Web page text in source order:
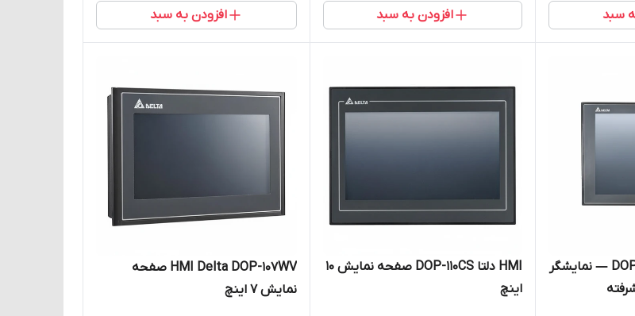
سبد افزودن به سبد افزودن به سبد
HMI دلتا مدل DOP-112MX — نمایشگر
HMI دلتا DOP-110CS صفحه نمایش 10
اینچ
HMI Delta DOP-107WV صفحه
نمایش 7 اینچ